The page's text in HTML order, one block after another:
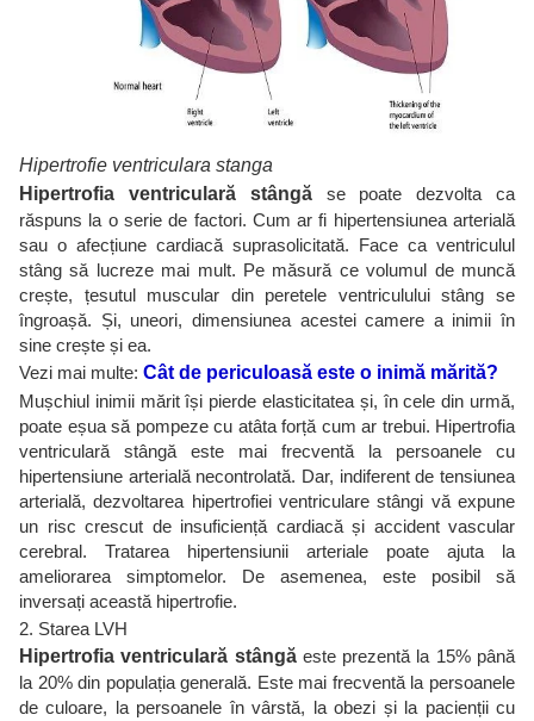
Hipertrofie ventriculara stanga
Hipertrofia ventriculară stângăse poate dezvolta ca
răspuns la o serie de factori. Cum ar fi hipertensiunea arterială
sau o afecțiune cardiacă suprasolicitată. Face ca ventriculul
stâng să lucreze mai mult. Pe măsură ce volumul de muncă
crește, țesutul muscular din peretele ventriculului stâng se
îngroașă. Și, uneori, dimensiunea acestei camere a inimii în
sine crește și ea.
Vezi mai multe: Cât de periculoasă este o inimă mărită?
Mușchiul inimii mărit își pierde elasticitatea și, în cele din urmă,
poate eșua să pompeze cu atâta forță cum ar trebui. Hipertrofia
ventriculară stângă este mai frecventă la persoanele cu
hipertensiune arterială necontrolată. Dar, indiferent de tensiunea
arterială, dezvoltarea hipertrofiei ventriculare stângi vă expune
un risc crescut de insuficiență cardiacă și accident vascular
cerebral. Tratarea hipertensiunii arteriale poate ajuta la
ameliorarea simptomelor. De asemenea, este posibil să
inversați această hipertrofie.
2. Starea LVH
Hipertrofia ventriculară stângăeste prezentă la 15% până
la 20% din populația generală. Este mai frecventă la persoanele
de culoare, la persoanele în vârstă, la obezi și la pacienții cu